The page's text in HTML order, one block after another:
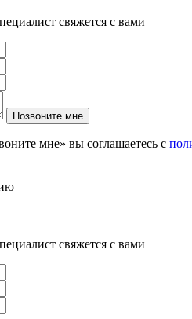
свяжется с вами
мне» вы соглашаетесь с
свяжется с вами